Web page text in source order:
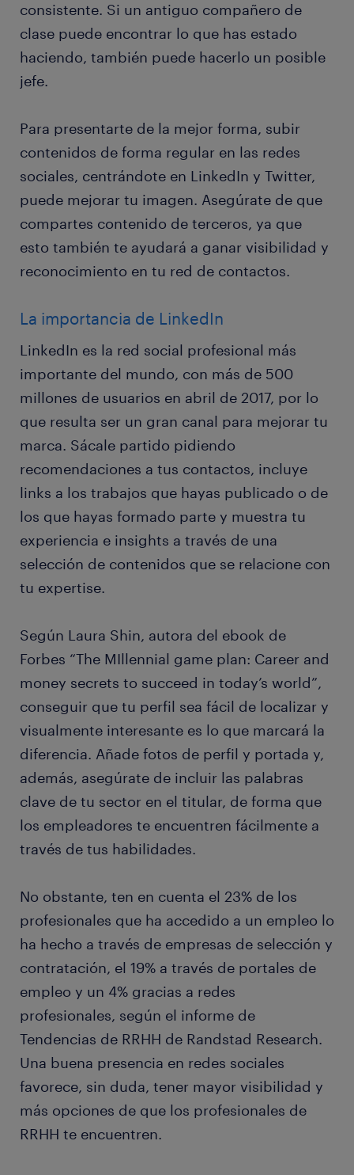
consistente. Si un antiguo compañero de
clase puede encontrar lo que has estado
haciendo, también puede hacerlo un posible
jefe.
Para presentarte de la mejor forma, subir
contenidos de forma regular en las redes
sociales, centrándote en LinkedIn y Twitter,
puede mejorar tu imagen. Asegúrate de que
compartes contenido de terceros, ya que
esto también te ayudará a ganar visibilidad y
reconocimiento en tu red de contactos.
La importancia de LinkedIn
LinkedIn es la red social profesional más
importante del mundo, con más de 500
millones de usuarios en abril de 2017, por lo
que resulta ser un gran canal para mejorar tu
marca. Sácale partido pidiendo
recomendaciones a tus contactos, incluye
links a los trabajos que hayas publicado o de
los que hayas formado parte y muestra tu
experiencia e insights a través de una
selección de contenidos que se relacione con
tu expertise.
Según Laura Shin, autora del ebook de
Forbes “The MIllennial game plan: Career and
money secrets to succeed in today’s world”,
conseguir que tu perfil sea fácil de localizar y
visualmente interesante es lo que marcará la
diferencia. Añade fotos de perfil y portada y,
además, asegúrate de incluir las palabras
clave de tu sector en el titular, de forma que
los empleadores te encuentren fácilmente a
través de tus habilidades.
No obstante, ten en cuenta el 23% de los
profesionales que ha accedido a un empleo lo
ha hecho a través de empresas de selección y
contratación, el 19% a través de portales de
empleo y un 4% gracias a redes
profesionales, según el informe de
Tendencias de RRHH de Randstad Research.
Una buena presencia en redes sociales
favorece, sin duda, tener mayor visibilidad y
más opciones de que los profesionales de
RRHH te encuentren.